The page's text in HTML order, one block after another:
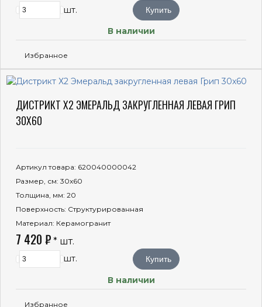
шт. Купить
В наличии
Избранное
ДИСТРИКТ Х2 ЭМЕРАЛЬД ЗАКРУГЛЕННАЯ ЛЕВАЯ ГРИП
30X60
Артикул товара: 620040000042
Размер, см: 30x60
Толщина, мм: 20
Поверхность: Структурированная
Материал: Керамогранит
7 420 ₽ * шт.
шт. Купить
В наличии
Избранное